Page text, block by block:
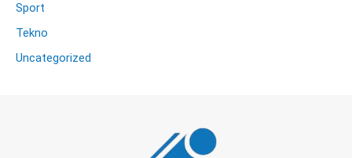
Sport
Tekno
Uncategorized